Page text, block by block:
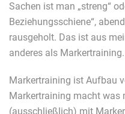
Sachen ist man „streng“
Beziehungsschiene“,
rausgeholt. Das ist aus
anderes als Markertraining.
Markertraining ist Aufbau
Markertraining macht was
(ausschließlich) mit